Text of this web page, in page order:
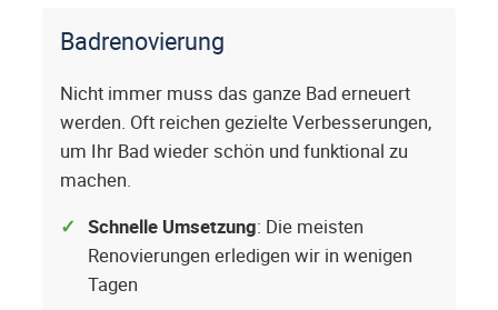
Badrenovierung
Nicht immer muss das ganze Bad erneuert
werden. Oft reichen gezielte Verbesserungen,
um Ihr Bad wieder schön und funktional zu
machen.
Schnelle Umsetzung: Die meisten
Renovierungen erledigen wir in wenigen
Tagen